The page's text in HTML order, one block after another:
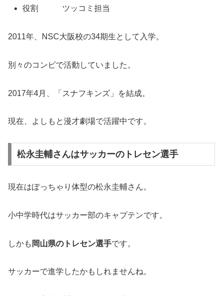
役割 ツッコミ担当
2011年、NSC大阪校の34期生として入学。
別々のコンビで活動していました。
2017年4月、「スナフキンズ」を結成。
現在、よしもと漫才劇場で活躍中です。
松永圭輔さんはサッカーのトレセン選手
現在はぽっちゃり体型の松永圭輔さん。
小中学時代はサッカー部のキャプテンです。
しかも 岡山県のトレセン選手です。
サッカーで進学したかもしれませんね。